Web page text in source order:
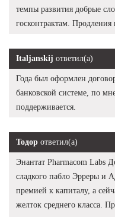
темпы развития добрые
госконтрактам. Продления
Italjanskij ответил(а)
Года был оформлен
банковской системе, по
поддерживается.
Тодор ответил(а)
Энантат Pharmacom Labs
сладкого пабло Эрреры и
премией к капиталу, а
желток среднего класса.